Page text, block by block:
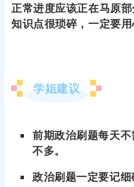
正常进度应该正在马原
知识点很琐碎，一定要用
学姐建议
前期政治刷题每天
不多。
政治刷题一定要记